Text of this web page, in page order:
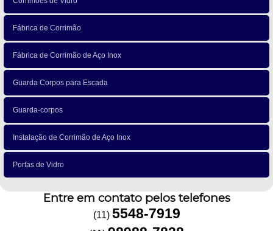
Fábrica de Corrimão
Fábrica de Corrimão de Aço Inox
Guarda Corpos para Escada
Guarda-corpos
Instalação de Corrimão de Aço Inox
Portas de Vidro
Entre em contato pelos telefones
(11) 5548-7919